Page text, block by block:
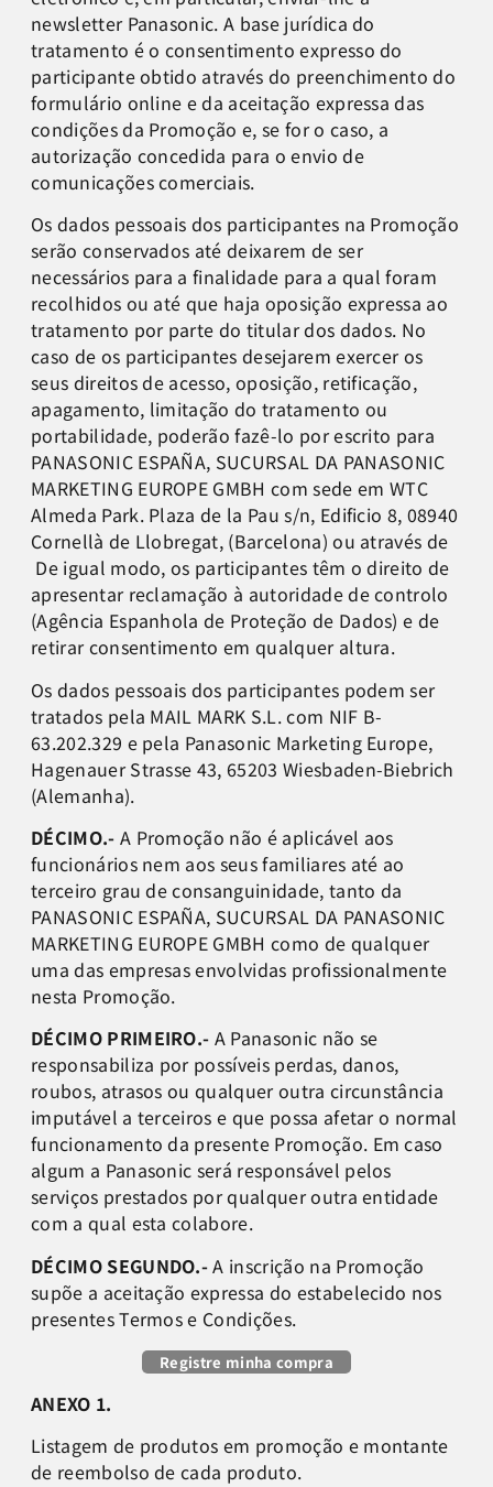
newsletter Panasonic. A base jurídica do
tratamento é o consentimento expresso do
participante obtido através do preenchimento do
formulário online e da aceitação expressa das
condições da Promoção e, se for o caso, a
autorização concedida para o envio de
comunicações comerciais.
Os dados pessoais dos participantes na Promoção
serão conservados até deixarem de ser
necessários para a finalidade para a qual foram
recolhidos ou até que haja oposição expressa ao
tratamento por parte do titular dos dados. No
caso de os participantes desejarem exercer os
seus direitos de acesso, oposição, retificação,
apagamento, limitação do tratamento ou
portabilidade, poderão fazê-lo por escrito para
PANASONIC ESPAÑA, SUCURSAL DA PANASONIC
MARKETING EUROPE GMBH com sede em WTC
Almeda Park. Plaza de la Pau s/n, Edificio 8, 08940
Cornellà de Llobregat, (Barcelona) ou através de
De igual modo, os participantes têm o direito de
apresentar reclamação à autoridade de controlo
(Agência Espanhola de Proteção de Dados) e de
retirar consentimento em qualquer altura.
Os dados pessoais dos participantes podem ser
tratados pela MAIL MARK S.L. com NIF B-
63.202.329 e pela Panasonic Marketing Europe,
Hagenauer Strasse 43, 65203 Wiesbaden-Biebrich
(Alemanha).
DÉCIMO.- A Promoção não é aplicável aos
funcionários nem aos seus familiares até ao
terceiro grau de consanguinidade, tanto da
PANASONIC ESPAÑA, SUCURSAL DA PANASONIC
MARKETING EUROPE GMBH como de qualquer
uma das empresas envolvidas profissionalmente
nesta Promoção.
DÉCIMO PRIMEIRO.- A Panasonic não se
responsabiliza por possíveis perdas, danos,
roubos, atrasos ou qualquer outra circunstância
imputável a terceiros e que possa afetar o normal
funcionamento da presente Promoção. Em caso
algum a Panasonic será responsável pelos
serviços prestados por qualquer outra entidade
com a qual esta colabore.
DÉCIMO SEGUNDO.-A inscrição na Promoção
supõe a aceitação expressa do estabelecido nos
presentes Termos e Condições.
Registre minha compra
ANEXO 1.
Listagem de produtos em promoção e montante
de reembolso de cada produto.